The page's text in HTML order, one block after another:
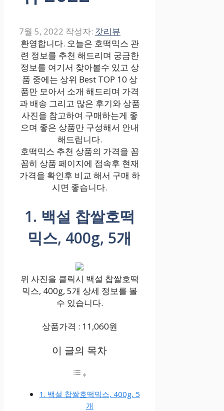
7월 5, 2022 작성자: 갓리뷰
환영합니다. 오늘은 호떡믹스 관
련 정보를 추천 해드리며 궁금한
정보를 여기서 찾아볼수 있고 상
품 중에는 상위 Best TOP 10 상
품만 모아서 소개 해드리며 가격
과 배송 그리고 많은 후기와 상품
사진을 참고하여 구매하는게 좋
으며 좋은 상품만 구성해서 안내
해드립니다.
호떡믹스 추천 상품의 가격을 꼼
꼼히 상품 페이지에 접속후 현재
가격을 확인후 비교 해서 구매 하
시면 좋습니다.
1. 백설 찹쌀호떡
믹스, 400g, 5개
위 사진을 클릭시 백설 찹쌀호떡
믹스, 400g, 5개 상세 정보를 볼
수 있습니다.
상품가격 : 11,060원
이 글의 목차
1. 백설 찹쌀호떡믹스, 400g, 5
개